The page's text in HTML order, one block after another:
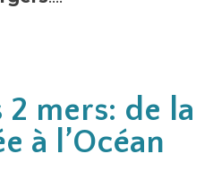
2 mers: de la
à l’Océan